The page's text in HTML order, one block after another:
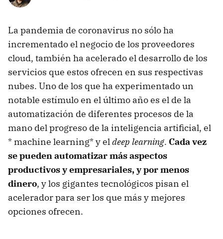
La pandemia de coronavirus no sólo ha
incrementado el negocio de los proveedores
cloud, también ha acelerado el desarrollo de los
servicios que estos ofrecen en sus respectivas
nubes. Uno de los que ha experimentado un
notable estímulo en el último año es el de la
automatización de diferentes procesos de la
mano del progreso de la inteligencia artificial, el
* machine learning* y eldeep learning. Cada vez
se pueden automatizar más aspectos
productivos y empresariales, y por menos
dinero, y los gigantes tecnológicos pisan el
acelerador para ser los que más y mejores
opciones ofrecen.